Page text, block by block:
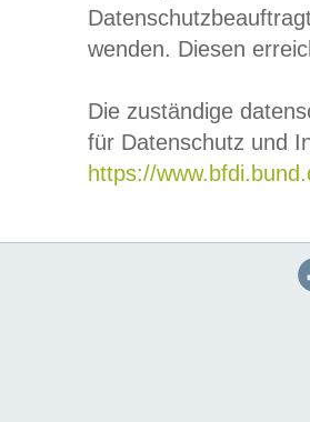
wenden. Diesen
Die zuständige
für Datenschutz und
https://